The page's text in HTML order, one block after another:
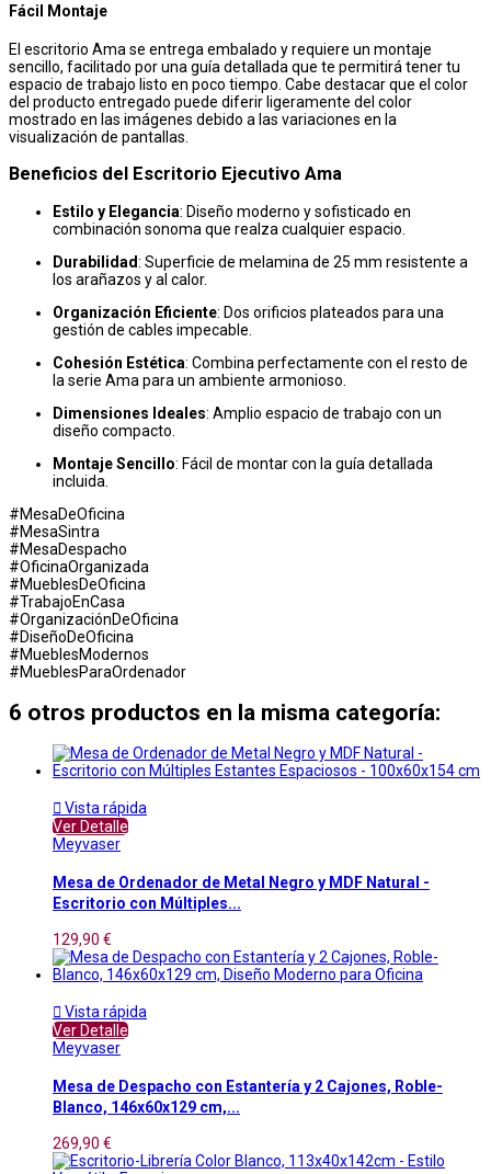
Fácil Montaje
El escritorio Ama se entrega embalado y requiere un montaje
sencillo, facilitado por una guía detallada que te permitirá tener tu
espacio de trabajo listo en poco tiempo. Cabe destacar que el color
del producto entregado puede diferir ligeramente del color
mostrado en las imágenes debido a las variaciones en la
visualización de pantallas.
Beneficios del Escritorio Ejecutivo Ama
Estilo y Elegancia: Diseño moderno y sofisticado en
combinación sonoma que realza cualquier espacio.
Durabilidad: Superficie de melamina de 25 mm resistente a
los arañazos y al calor.
Organización Eficiente: Dos orificios plateados para una
gestión de cables impecable.
Cohesión Estética: Combina perfectamente con el resto de
la serie Ama para un ambiente armonioso.
Dimensiones Ideales: Amplio espacio de trabajo con un
diseño compacto.
Montaje Sencillo: Fácil de montar con la guía detallada
incluida.
#MesaDeOficina
#MesaSintra
#MesaDespacho
#OficinaOrganizada
#MueblesDeOficina
#TrabajoEnCasa
#OrganizaciónDeOficina
#DiseñoDeOficina
#MueblesModernos
#MueblesParaOrdenador
6 otros productos en la misma categoría:
 Vista rápida
Ver Detalle
Meyvaser
Mesa de Ordenador de Metal Negro y MDF Natural -
Escritorio con Múltiples...
129,90 €
 Vista rápida
Ver Detalle
Meyvaser
Mesa de Despacho con Estantería y 2 Cajones, Roble-
Blanco, 146x60x129 cm,...
269,90 €